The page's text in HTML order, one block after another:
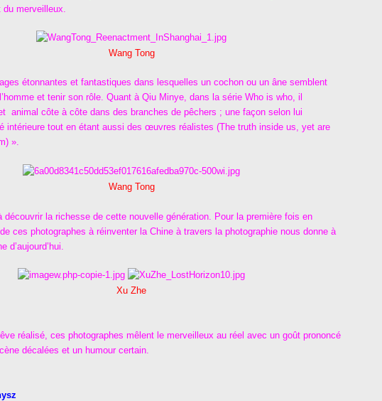
du merveilleux.
Wang Tong
étonnantes et fantastiques dans lesquelles un cochon ou un âne semblent
et tenir son rôle. Quant à Qiu Minye, dans la série Who is who, il
animal côte à côte dans des branches de pêchers ; une façon selon lui
intérieure tout en étant aussi des œuvres réalistes (The truth inside us, yet are
».
Wang Tong
découvrir la richesse de cette nouvelle génération. Pour la première fois en
ces photographes à réinventer la Chine à travers la photographie nous donne à
d’aujourd’hui.
Xu Zhe
réalisé, ces photographes mêlent le merveilleux au réel avec un goût prononcé
décalées et un humour certain.